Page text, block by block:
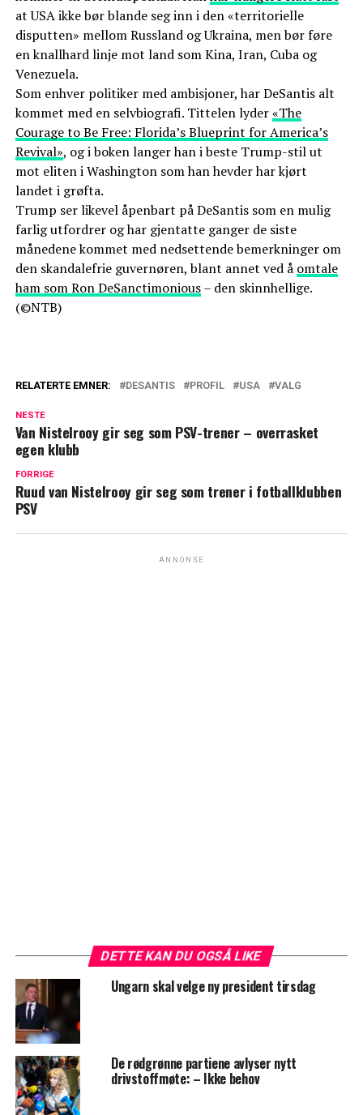
at USA ikke bør blande seg inn i den «territorielle
disputten» mellom Russland og Ukraina, men bør føre
en knallhard linje mot land som Kina, Iran, Cuba og
Venezuela.
Som enhver politiker med ambisjoner, har DeSantis alt
kommet med en selvbiografi. Tittelen lyder«The
Courage to Be Free: Florida’s Blueprint for America’s
Revival», og i boken langer han i beste Trump-stil ut
mot eliten i Washington som han hevder har kjørt
landet i grøfta.
Trump ser likevel åpenbart på DeSantis som en mulig
farlig utfordrer og har gjentatte ganger de siste
månedene kommet med nedsettende bemerkninger om
den skandalefrie guvernøren, blant annet ved å omtale
ham som Ron DeSanctimonious– den skinnhellige.
(©NTB)
RELATERTE EMNER: DESANTIS PROFIL USA VALG
NESTE
Van Nistelrooy gir seg som PSV-trener – overrasket
egen klubb
FORRIGE
Ruud van Nistelrooy gir seg som trener i fotballklubben
PSV
ANNONSE
DETTE KAN DU OGSÅ LIKE
Ungarn skal velge ny president tirsdag
De rødgrønne partiene avlyser nytt
drivstoffmøte: – Ikke behov